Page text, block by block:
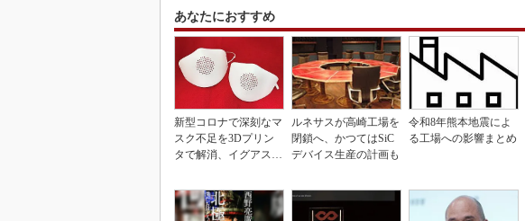
あなたにおすすめ
新型コロナで深刻なマ
スク不足を3Dプリン
タで解消、イグアスが
ルネサスが高崎工場を
閉鎖へ、かつてはSiC
デバイス生産の計画も
令和8年熊本地震によ
る工場への影響まとめ